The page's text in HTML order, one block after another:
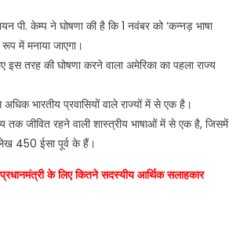
पी. केम्प ने घोषणा की है कि 1 नवंबर को ‘कन्नड़ भाषा
में मनाया जाएगा।
इस तरह की घोषणा करने वाला अमेरिका का पहला राज्य
अधिक भारतीय प्रवासियों वाले राज्यों में से एक है।
जीवित रहने वाली शास्त्रीय भाषाओं में से एक है, जिसमें
450 ईसा पूर्व के हैं।
के लिए कितने सदस्यीय आर्थिक सलाहकार